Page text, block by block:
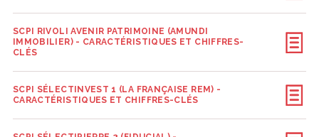
SCPI RIVOLI AVENIR PATRIMOINE (AMUNDI
IMMOBILIER) - CARACTÉRISTIQUES ET CHIFFRES-
CLÉS
SCPI SÉLECTINVEST 1 (LA FRANÇAISE REM) -
CARACTÉRISTIQUES ET CHIFFRES-CLÉS